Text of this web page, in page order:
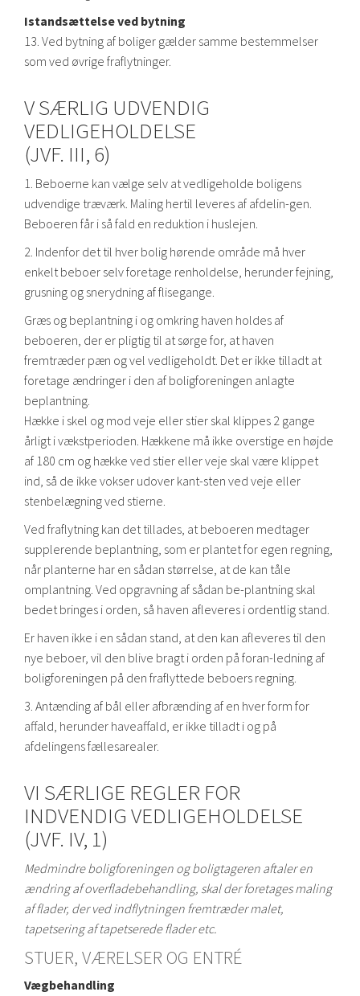
Istandsættelse ved bytning
13. Ved bytning af boliger gælder samme bestemmelser
som ved øvrige fraflytninger.
V SÆRLIG UDVENDIG
VEDLIGEHOLDELSE
(JVF. III, 6)
1. Beboerne kan vælge selv at vedligeholde boligens
udvendige træværk. Maling hertil leveres af afdelin-gen.
Beboeren får i så fald en reduktion i huslejen.
2. Indenfor det til hver bolig hørende område må hver
enkelt beboer selv foretage renholdelse, herunder fejning,
grusning og snerydning af flisegange.
Græs og beplantning i og omkring haven holdes af
beboeren, der er pligtig til at sørge for, at haven
fremtræder pæn og vel vedligeholdt. Det er ikke tilladt at
foretage ændringer i den af boligforeningen anlagte
beplantning.
Hække i skel og mod veje eller stier skal klippes 2 gange
årligt i vækstperioden. Hækkene må ikke overstige en højde
af 180 cm og hække ved stier eller veje skal være klippet
ind, så de ikke vokser udover kant-sten ved veje eller
stenbelægning ved stierne.
Ved fraflytning kan det tillades, at beboeren medtager
supplerende beplantning, som er plantet for egen regning,
når planterne har en sådan størrelse, at de kan tåle
omplantning. Ved opgravning af sådan be-plantning skal
bedet bringes i orden, så haven afleveres i ordentlig stand.
Er haven ikke i en sådan stand, at den kan afleveres til den
nye beboer, vil den blive bragt i orden på foran-ledning af
boligforeningen på den fraflyttede beboers regning.
3. Antænding af bål eller afbrænding af en hver form for
affald, herunder haveaffald, er ikke tilladt i og på
afdelingens fællesarealer.
VI SÆRLIGE REGLER FOR
INDVENDIG VEDLIGEHOLDELSE
(JVF. IV, 1)
Medmindre boligforeningen og boligtageren aftaler en
ændring af overfladebehandling, skal der foretages maling
af flader, der ved indflytningen fremtræder malet,
tapetsering af tapetserede flader etc.
STUER, VÆRELSER OG ENTRÉ
Vægbehandling